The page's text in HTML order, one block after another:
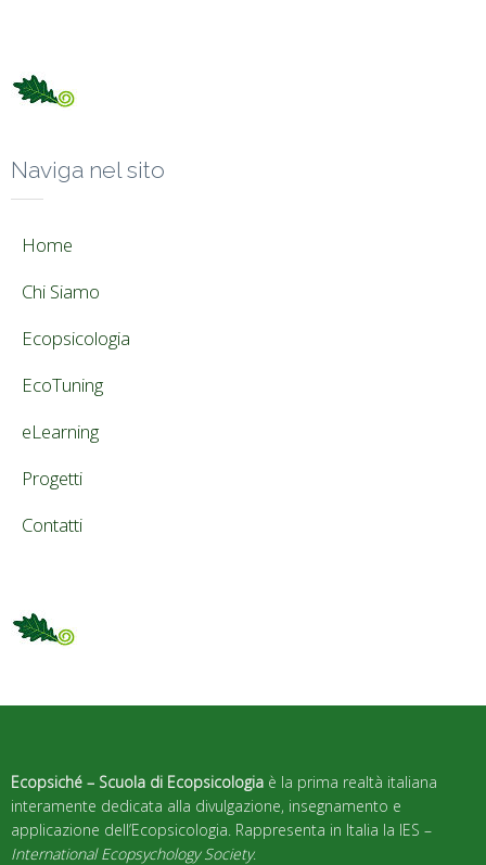
Naviga nel sito
Home
Chi Siamo
Ecopsicologia
EcoTuning
eLearning
Progetti
Contatti
Ecopsiché – Scuola di Ecopsicologia è la prima realtà italiana
interamente dedicata alla divulgazione, insegnamento e
applicazione dell’Ecopsicologia. Rappresenta in Italia la IES –
International Ecopsychology Society.